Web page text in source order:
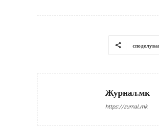
Журнал.мк
https://zurnal.mk